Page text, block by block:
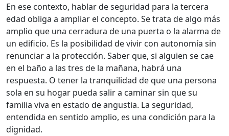
En ese contexto, hablar de seguridad para la tercera
edad obliga a ampliar el concepto. Se trata de algo más
amplio que una cerradura de una puerta o la alarma de
un edificio. Es la posibilidad de vivir con autonomía sin
renunciar a la protección. Saber que, si alguien se cae
en el baño a las tres de la mañana, habrá una
respuesta. O tener la tranquilidad de que una persona
sola en su hogar pueda salir a caminar sin que su
familia viva en estado de angustia. La seguridad,
entendida en sentido amplio, es una condición para la
dignidad.